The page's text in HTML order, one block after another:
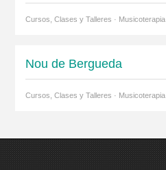
Cursos, Clases y Talleres · Musicoterapia
Nou de Bergueda
Cursos, Clases y Talleres · Musicoterapia